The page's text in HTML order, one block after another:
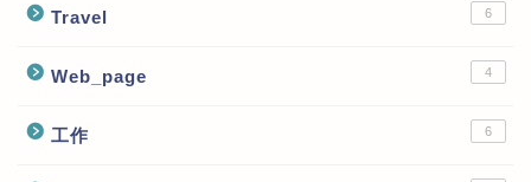
Travel 6
Web_page 4
工作 6